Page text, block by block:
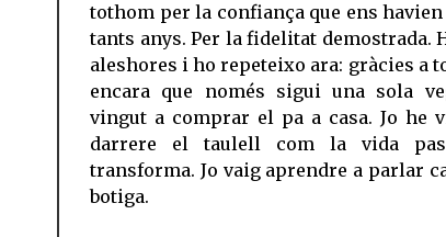
tothom per la confiança que ens
tants anys. Per la fidelitat demostrada.
aleshores i ho repeteixo ara: gràcies a
encara que només sigui una sola
vingut a comprar el pa a casa. Jo he
darrere el taulell com la vida
transforma. Jo vaig aprendre a parlar
botiga.